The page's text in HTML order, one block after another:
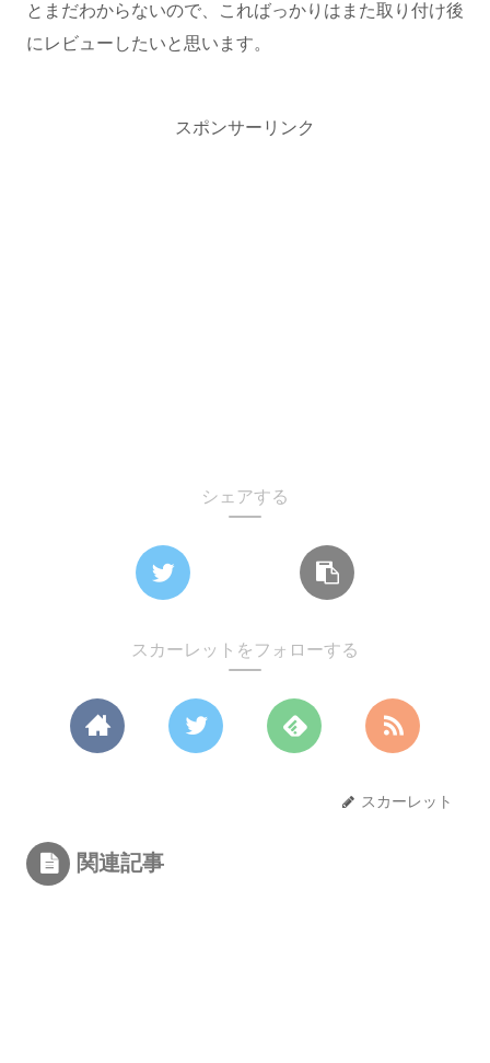
とまだわからないので、こればっかりはまた取り付け後
にレビューしたいと思います。
スポンサーリンク
シェアする
スカーレットをフォローする
スカーレット
関連記事